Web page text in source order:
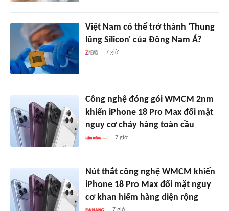
Việt Nam có thể trở thành 'Thung
lũng Silicon' của Đông Nam Á?
7 giờ
Công nghệ đóng gói WMCM 2nm
khiến iPhone 18 Pro Max đối mặt
nguy cơ cháy hàng toàn cầu
7 giờ
Nút thắt công nghệ WMCM khiến
iPhone 18 Pro Max đối mặt nguy
cơ khan hiếm hàng diện rộng
7 giờ